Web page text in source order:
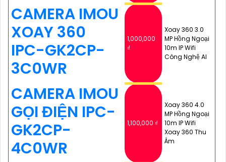
CAMERA IMOU
XOAY 360
IPC-GK2CP-
3C0WR
1,000,000
₫
Xoay 360 3.0
MP Hồng Ngoại
10m IP Wifi
Công Nghệ AI
CAMERA IMOU
GỌI ĐIỆN IPC-
GK2CP-
4C0WR
1,100,000 ₫
Xoay 360 4.0
MP Hồng Ngoại
10m IP Wifi
Xoay 360 Thu
Âm